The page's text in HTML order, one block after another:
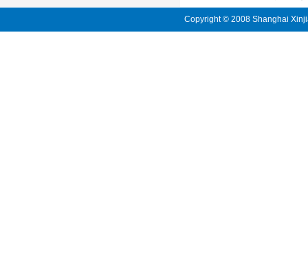
Copyright © 2008 Shanghai